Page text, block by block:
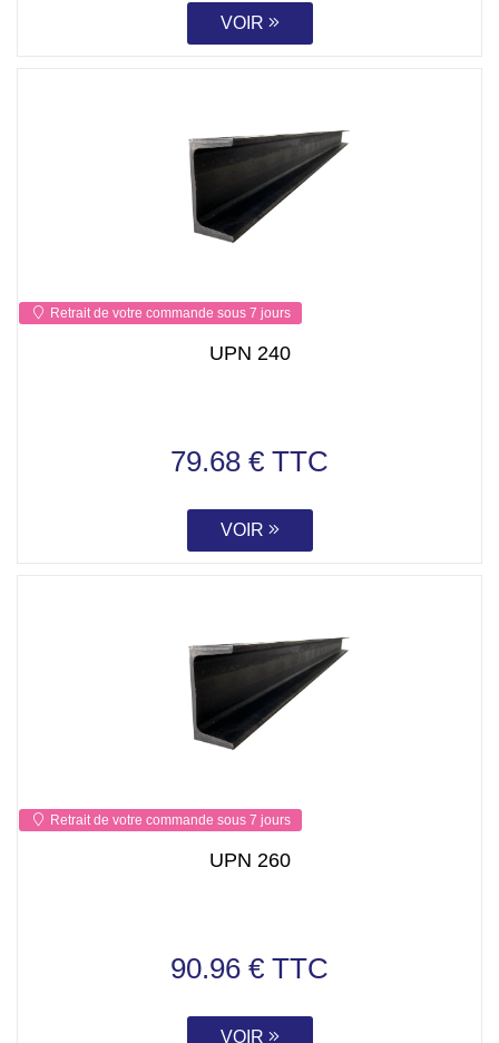
VOIR
Retrait de votre commande sous 7 jours
UPN 240
79.68 € TTC
VOIR
Retrait de votre commande sous 7 jours
UPN 260
90.96 € TTC
VOIR